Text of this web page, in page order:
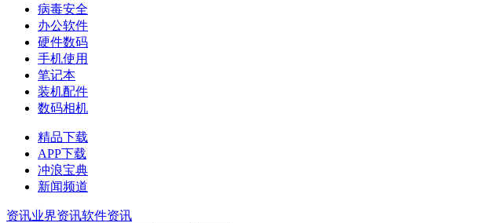
病毒安全
办公软件
硬件数码
手机使用
笔记本
装机配件
数码相机
精品下载
APP下载
冲浪宝典
新闻频道
资讯业界资讯软件资讯